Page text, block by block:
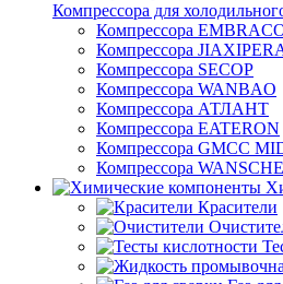
Компрессора для
Компрессора
Компрессора
Компрессора SECOP
Компрессора WANBAO
Компрессора АТЛАНТ
Компрессора EATERON
Компрессора GMCC
Компрессора
Красители